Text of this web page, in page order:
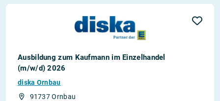
Ausbildung zum Kaufmann im Einzelhandel
(m/w/d) 2026
diska Ornbau
91737 Ornbau